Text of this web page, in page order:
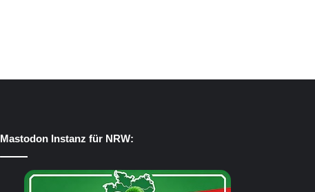
Mastodon Instanz für NRW: